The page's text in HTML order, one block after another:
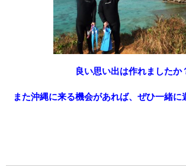
良い思い出は作れましたか
また沖縄に来る機会があれば、ぜひ一緒に